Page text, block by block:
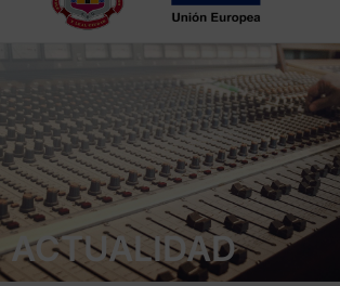
ACTUALIDAD